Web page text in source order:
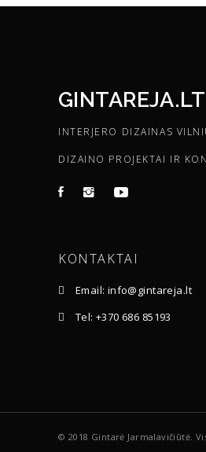
GINTAREJA.LT
INTERJERO DIZAINAS
DIZAINO PROJEKTAI IR
KONTAKTAI
Email: info@gintareja.lt
Tel: +370 686 85193
© 2018 Gintarė Jarmalavičiūtė.